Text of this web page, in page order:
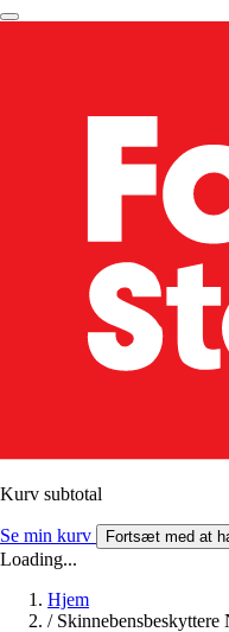
Kurv subtotal
Se min kurv Fortsæt med at
Loading...
Hjem
/